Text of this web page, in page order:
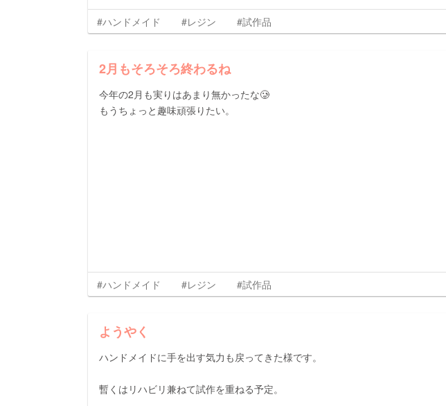
#ハンドメイド #レジン #試作品
2月もそろそろ終わるね
今年の2月も実りはあまり無かったな🥲
もうちょっと趣味頑張りたい。
#ハンドメイド #レジン #試作品
ようやく
ハンドメイドに手を出す気力も戻ってきた様です。
暫くはリハビリ兼ねて試作を重ねる予定。